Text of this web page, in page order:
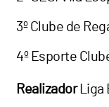
3º Clube de
4º Esporte
Realizador